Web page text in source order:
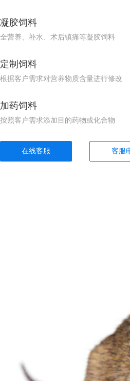
凝胶饲料
全营养、补水、术后镇痛等凝胶饲料
定制饲料
根据客户需求对营养物质含量进行修改
加药饲料
按照客户需求添加目的药物或化合物
在线客服 客服